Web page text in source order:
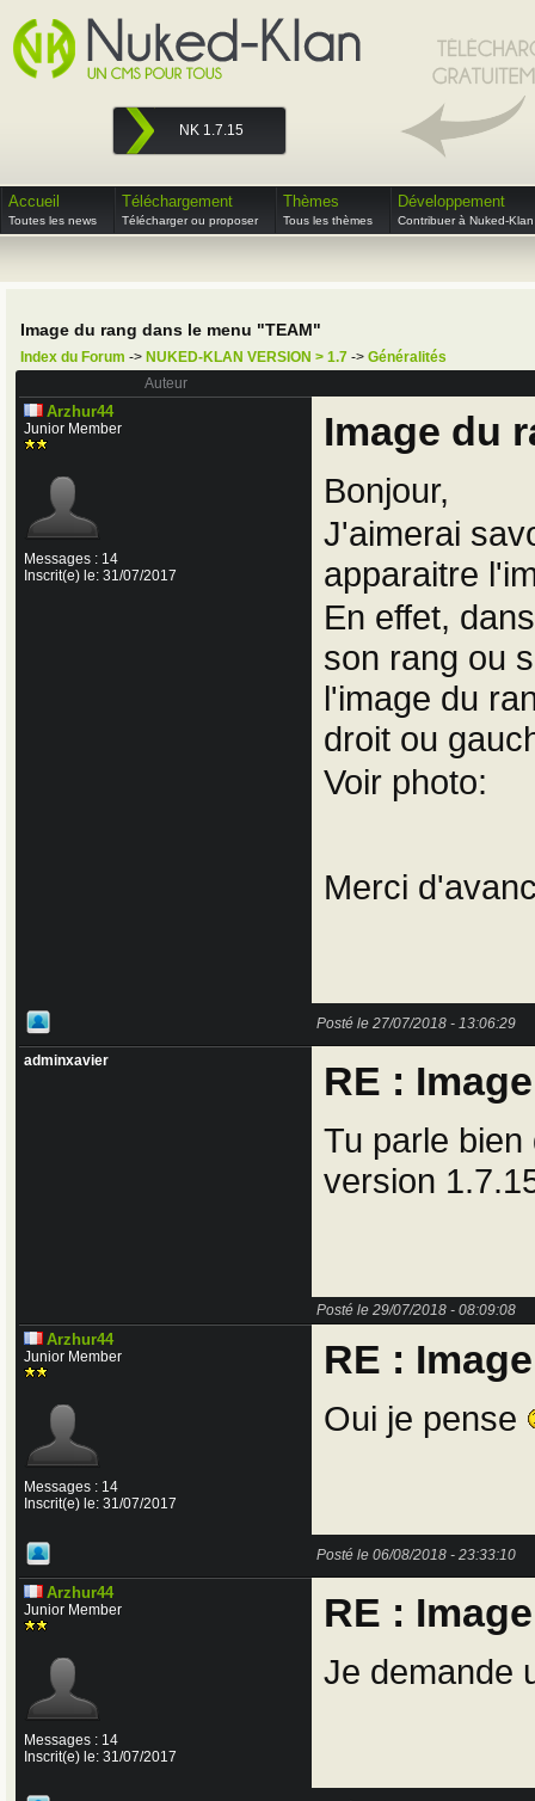
NK 1.7.15
Accueil
Toutes les news
Téléchargement
Télécharger ou proposer
Thèmes
Tous les thèmes
Développement
Contribuer à Nuked-Klan
Image du rang dans le menu "TEAM"
Index du Forum -> NUKED-KLAN VERSION > 1.7 -> Généralités
Auteur
Arzhur44
Junior Member
Messages : 14
Inscrit(e) le: 31/07/2017
Image du
Bonjour,
J'aimerai
apparaitre
En effet,
son rang ou
l'image du
droit ou
Voir photo:
Merci
Posté le 27/07/2018 - 13:06:29
adminxavier RE :
Tu parle
version
Posté le 29/07/2018 - 08:09:08
Arzhur44
Junior Member
Messages : 14
Inscrit(e) le: 31/07/2017
RE :
Oui je pense
Posté le 06/08/2018 - 23:33:10
Arzhur44
Junior Member
Messages : 14
Inscrit(e) le: 31/07/2017
RE :
Je demande